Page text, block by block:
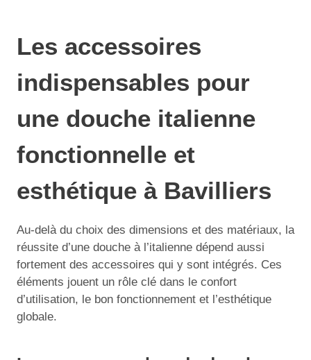
Les accessoires
indispensables pour
une douche italienne
fonctionnelle et
esthétique à Bavilliers
Au-delà du choix des dimensions et des matériaux, la
réussite d’une douche à l’italienne dépend aussi
fortement des accessoires qui y sont intégrés. Ces
éléments jouent un rôle clé dans le confort
d’utilisation, le bon fonctionnement et l’esthétique
globale.